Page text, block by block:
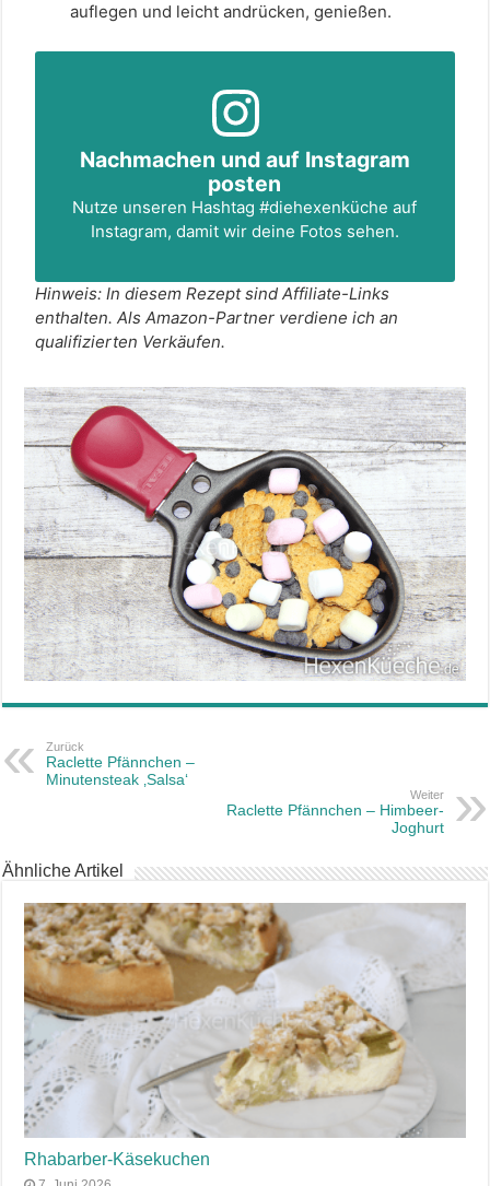
auflegen und leicht andrücken, genießen.
Nachmachen und auf Instagram
posten
Nutze unseren Hashtag#diehexenküche auf
Instagram, damit wir deine Fotos sehen.
Hinweis: In diesem Rezept sind Affiliate-Links
enthalten. Als Amazon-Partner verdiene ich an
qualifizierten Verkäufen.
Zurück
Raclette Pfännchen –
Minutensteak ‚Salsa‘
Weiter
Raclette Pfännchen – Himbeer-
Joghurt
Ähnliche Artikel
Rhabarber-Käsekuchen